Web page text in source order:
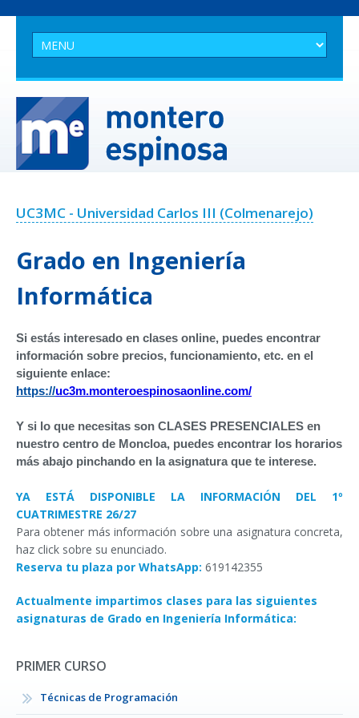
UC3MC - Universidad Carlos III (Colmenarejo)
Grado en Ingeniería
Informática
Si estás interesado en clases online, puedes encontrar
información sobre precios, funcionamiento, etc. en el
siguiente enlace:
https://uc3m.monteroespinosaonline.com/
Y si lo que necesitas son CLASES PRESENCIALES en
nuestro centro de Moncloa, puedes encontrar los horarios
más abajo pinchando en la asignatura que te interese.
YA ESTÁ DISPONIBLE LA INFORMACIÓN DEL 1º
CUATRIMESTRE 26/27
Para obtener más información sobre una asignatura concreta,
haz click sobre su enunciado.
Reserva tu plaza por WhatsApp: 619142355
Actualmente impartimos clases para las siguientes
asignaturas de Grado en Ingeniería Informática:
PRIMER CURSO
Técnicas de Programación